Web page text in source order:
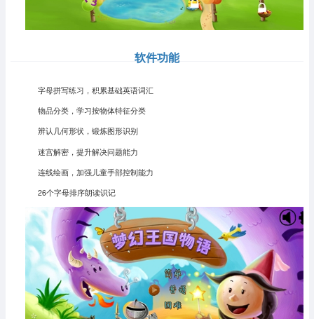
软件功能
字母拼写练习，积累基础英语词汇
物品分类，学习按物体特征分类
辨认几何形状，锻炼图形识别
迷宫解密，提升解决问题能力
连线绘画，加强儿童手部控制能力
26个字母排序朗读识记